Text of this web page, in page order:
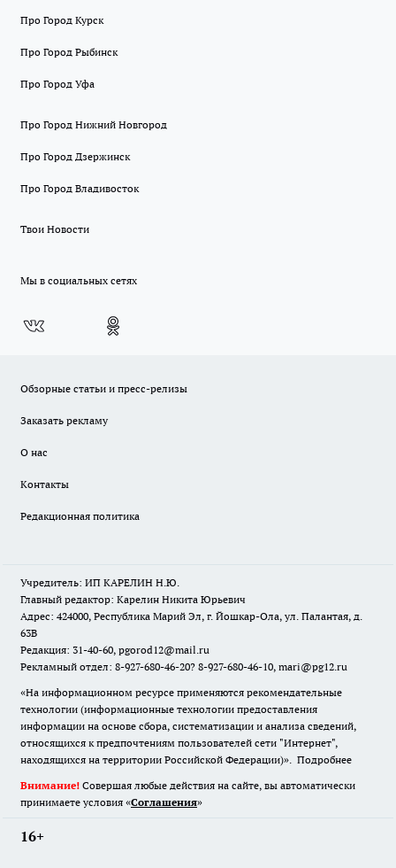
Про Город Курск
Про Город Рыбинск
Про Город Уфа
Про Город Нижний Новгород
Про Город Дзержинск
Про Город Владивосток
Твои Новости
Мы в социальных сетях
Обзорные статьи и пресс-релизы
Заказать рекламу
О нас
Контакты
Редакционная политика
Учредитель: ИП КАРЕЛИН Н.Ю.
Главный редактор: Карелин Никита Юрьевич
Адрес: 424000, Республика Марий Эл, г. Йошкар-Ола, ул. Палантая, д.
63В
Редакция: 31-40-60, pgorod12@mail.ru
Рекламный отдел: 8-927-680-46-20? 8-927-680-46-10, mari@pg12.ru
«На информационном ресурсе применяются рекомендательные
технологии (информационные технологии предоставления
информации на основе сбора, систематизации и анализа сведений,
относящихся к предпочтениям пользователей сети "Интернет",
находящихся на территории Российской Федерации)». Подробнее
Внимание! Совершая любые действия на сайте, вы автоматически
принимаете условия «Cоглашения»
16+